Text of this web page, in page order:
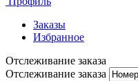
Заказы
Избранное
Отслеживание заказа
Отслеживание заказа